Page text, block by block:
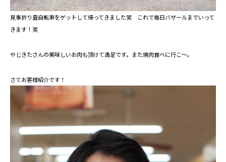
見事折り畳自転車をゲットして帰ってきました笑 これで毎日バザールまでいって
きます！笑
やじきたさんの美味しいお肉も頂けて満足です。また焼肉食べに行こ～。
さてお客様紹介です！